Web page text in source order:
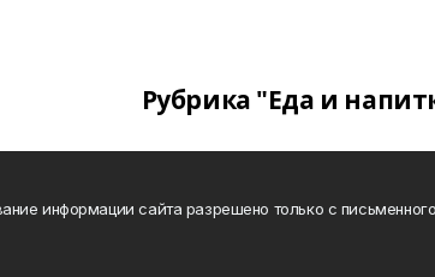
Рубрика "Еда и
информации сайта разрешено только с